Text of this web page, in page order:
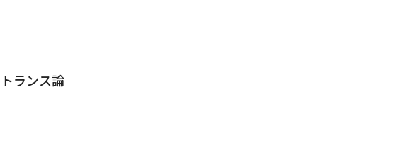
ランス論